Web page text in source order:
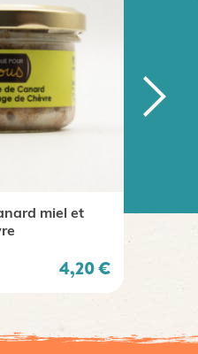
miel et
Prix
4,20 €